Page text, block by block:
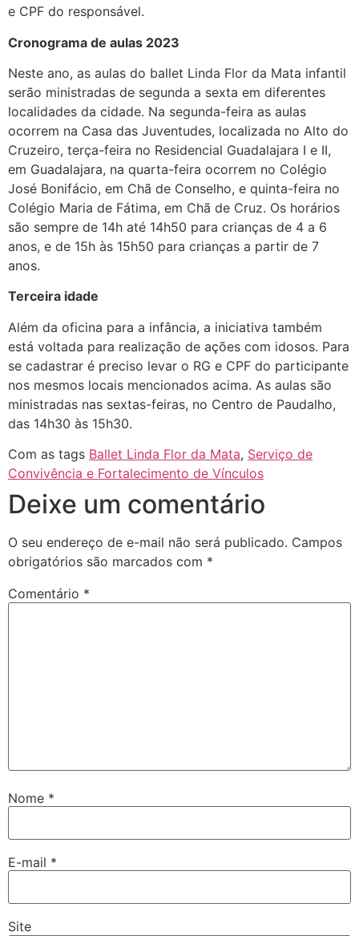
e CPF do responsável.
Cronograma de aulas 2023
Neste ano, as aulas do ballet Linda Flor da Mata infantil
serão ministradas de segunda a sexta em diferentes
localidades da cidade. Na segunda-feira as aulas
ocorrem na Casa das Juventudes, localizada no Alto do
Cruzeiro, terça-feira no Residencial Guadalajara I e II,
em Guadalajara, na quarta-feira ocorrem no Colégio
José Bonifácio, em Chã de Conselho, e quinta-feira no
Colégio Maria de Fátima, em Chã de Cruz. Os horários
são sempre de 14h até 14h50 para crianças de 4 a 6
anos, e de 15h às 15h50 para crianças a partir de 7
anos.
Terceira idade
Além da oficina para a infância, a iniciativa também
está voltada para realização de ações com idosos. Para
se cadastrar é preciso levar o RG e CPF do participante
nos mesmos locais mencionados acima. As aulas são
ministradas nas sextas-feiras, no Centro de Paudalho,
das 14h30 às 15h30.
Com as tags Ballet Linda Flor da Mata, Serviço de
Convivência e Fortalecimento de Vínculos
Deixe um comentário
O seu endereço de e-mail não será publicado. Campos
obrigatórios são marcados com *
Comentário *
Nome *
E-mail *
Site